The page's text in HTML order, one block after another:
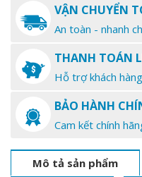
VẬN CHUYỂN
An toàn - nhanh
THANH TOÁN
Hỗ trợ khách
BẢO HÀNH
Cam kết chính
Mô tả sản phẩm